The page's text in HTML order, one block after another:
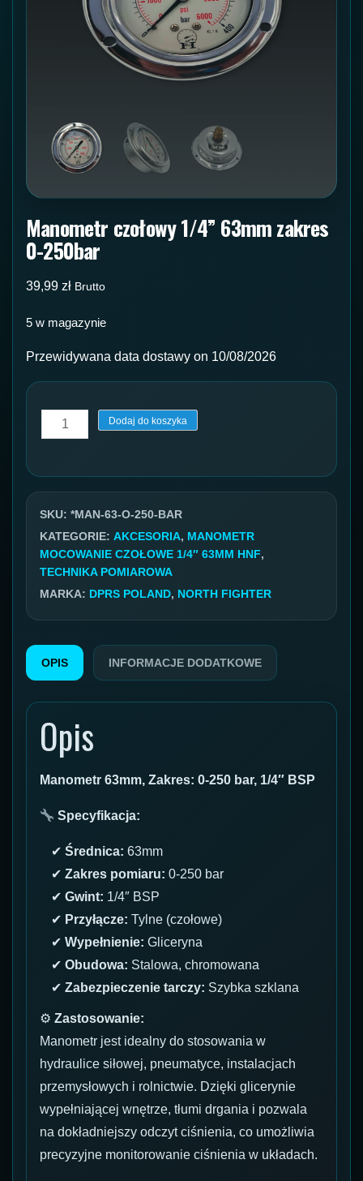
Manometr czołowy 1/4” 63mm zakres
0-250bar
39,99 zł Brutto
5 w magazynie
Przewidywana data dostawy on 10/08/2026
ilość
Manometr
63mm
zakres
0-
250bar
Dodaj do koszyka
SKU: *MAN-63-O-250-BAR
KATEGORIE: AKCESORIA, MANOMETR
MOCOWANIE CZOŁOWE 1/4″ 63MM HNF,
TECHNIKA POMIAROWA
MARKA: DPRS POLAND, NORTH FIGHTER
OPIS INFORMACJE DODATKOWE
Opis
Manometr 63mm, Zakres: 0-250 bar, 1/4″ BSP
Specyfikacja:
✔Średnica: 63mm
✔Zakres pomiaru: 0-250 bar
✔Gwint: 1/4″ BSP
✔ Przyłącze: Tylne (czołowe)
✔Wypełnienie: Gliceryna
✔Obudowa: Stalowa, chromowana
✔Zabezpieczenie tarczy: Szybka szklana
⚙ Zastosowanie:
Manometr jest idealny do stosowania w
hydraulice siłowej, pneumatyce, instalacjach
przemysłowych i rolnictwie. Dzięki glicerynie
wypełniającej wnętrze, tłumi drgania i pozwala
na dokładniejszy odczyt ciśnienia, co umożliwia
precyzyjne monitorowanie ciśnienia w układach.